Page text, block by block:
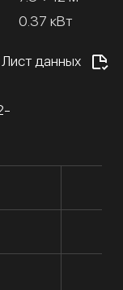
0.37 кВт
Лист данных